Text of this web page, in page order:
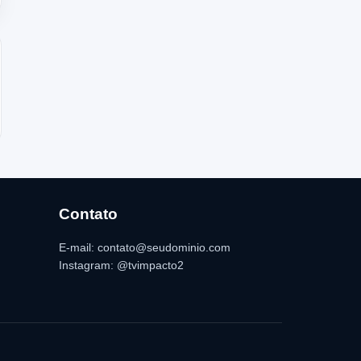
Contato
E-mail: contato@seudominio.com
Instagram: @tvimpacto2